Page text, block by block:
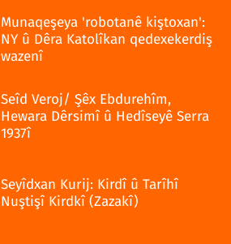
Munaqeşeya 'robotanê kiştoxan':
NY û Dêra Katolîkan qedexekerdiş
wazenî
Seîd Veroj/ Şêx Ebdurehîm,
Hewara Dêrsimî û Hedîseyê Serra
1937î
Seyîdxan Kurij: Kirdî û Tarîhî
Nuştişî Kirdkî (Zazakî)